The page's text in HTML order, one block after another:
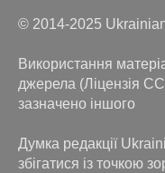
© 2014-2025
Використання
джерела (Ліцензія
зазначено іншого
Думка редакції
збігатися із точкою